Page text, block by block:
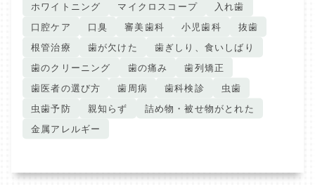
ホワイトニング
マイクロスコープ 入れ歯
口腔ケア 口臭 審美歯科 小児歯科 抜歯
根管治療 歯が欠けた
歯ぎしり、食いしばり
歯のクリーニング
歯の痛み 歯列矯正
歯医者の選び方 歯周病 歯科検診 虫歯
虫歯予防 親知らず
詰め物・被せ物がとれた
金属アレルギー